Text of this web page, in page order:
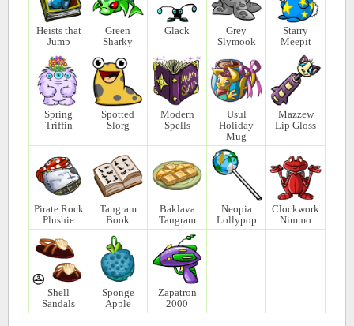
Heists that
Jump
Green
Sharky
Glack
Grey
Slymook
Starry
Meepit
Spring
Triffin
Spotted
Slorg
Modern
Spells
Usul
Holiday
Mug
Mazzew
Lip Gloss
Pirate Rock
Plushie
Tangram
Book
Baklava
Tangram
Neopia
Lollypop
Clockwork
Nimmo
Shell
Sandals
Sponge
Apple
Zapatron
2000